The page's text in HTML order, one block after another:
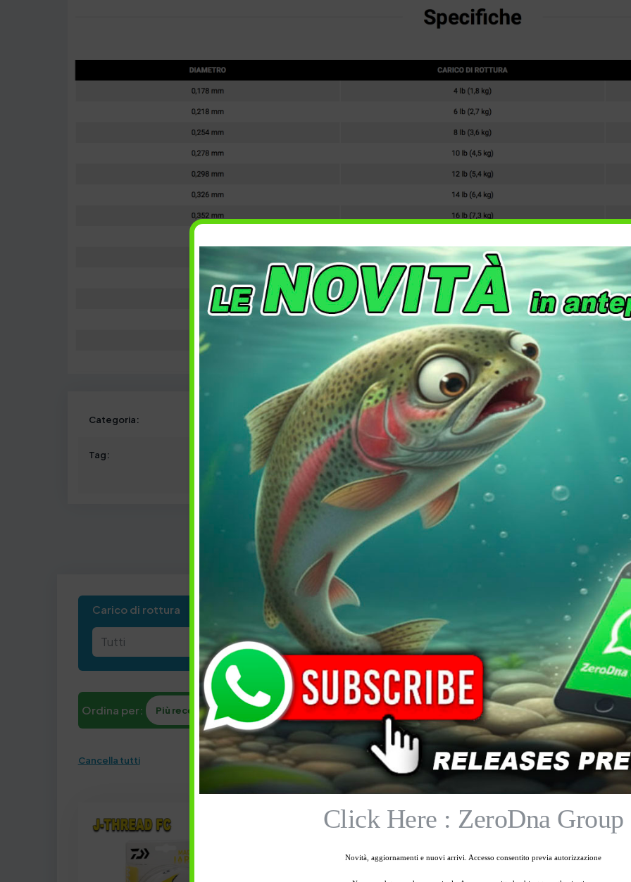
Categoria: FILI,FLUOROCARBON,PESCA
Tag: Bass,Black Bass,FreshWater Jig,
Spinning,Texas
Carico di rottura
Ordina per: Più recenti Carico di rottura Prezzo Disponibilità
Cancella tutti
Click Here : ZeroDna Group
Novità, aggiornamenti e nuovi arrivi. Accesso consentito previa autorizzazione